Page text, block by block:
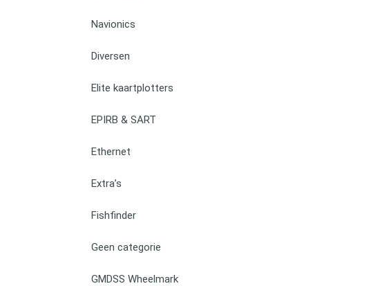
Navionics
Diversen
Elite kaartplotters
EPIRB & SART
Ethernet
Extra’s
Fishfinder
Geen categorie
GMDSS Wheelmark